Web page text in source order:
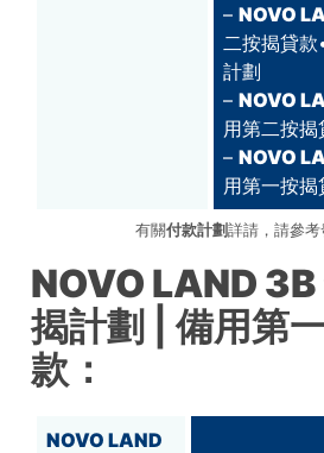
–NOVO
二按揭貸
計劃
–NOVO
用第二按揭
–NOVO
用第一按揭
有關付款計劃詳請，請參考
NOVO LAND 3B
揭計劃
| 備用第
款：
NOVO LAND